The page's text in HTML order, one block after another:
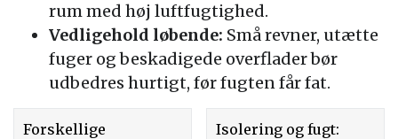
rum med høj luftfugtighed.
Vedligehold løbende: Små revner, utætte
fuger og beskadigede overflader bør
udbedres hurtigt, før fugten får fat.
Forskellige
Isolering og fugt: